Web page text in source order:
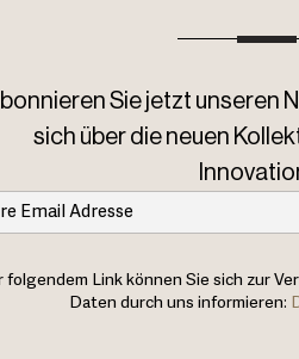
Sie jetzt unseren
sich über die neuen
folgendem Link können Sie sich zur
Daten durch uns informieren: